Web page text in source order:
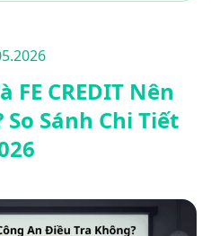
FE CREDIT Nên
Sánh Chi Tiết